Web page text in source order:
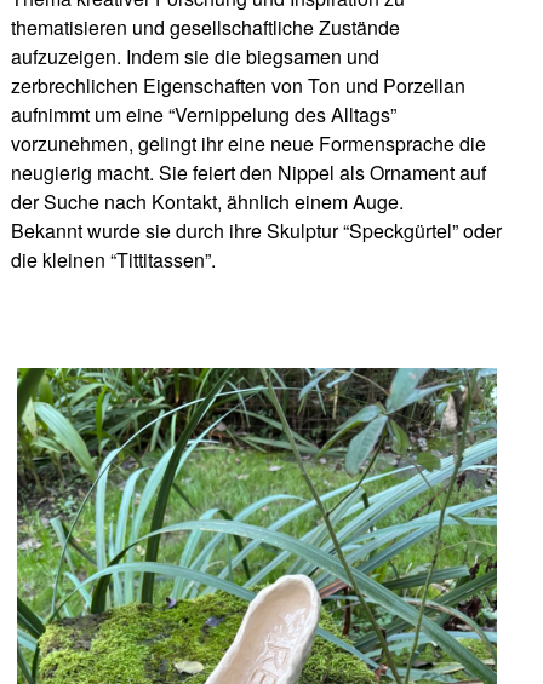
thematisieren und gesellschaftliche Zustände
aufzuzeigen. Indem sie die biegsamen und
zerbrechlichen Eigenschaften von Ton und Porzellan
aufnimmt um eine “Vernippelung des Alltags”
vorzunehmen, gelingt ihr eine neue Formensprache die
neugierig macht. Sie feiert den Nippel als Ornament auf
der Suche nach Kontakt, ähnlich einem Auge.
Bekannt wurde sie durch ihre Skulptur “Speckgürtel” oder
die kleinen “Tittitassen”.